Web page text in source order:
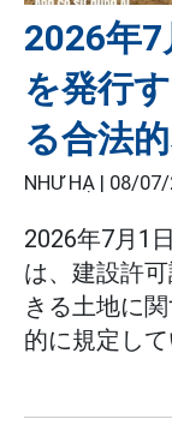
2026年
を発行
る合法
NHƯ HẠ | 08/07/
2026年7月1
は、建設許
きる土地に
的に規定して